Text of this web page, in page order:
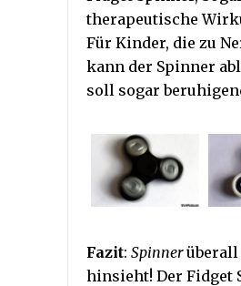
therapeutische
Für Kinder, die zu
kann der Spinner
soll sogar
Fazit: Spinnerüberall
hinsieht! Der Fidget